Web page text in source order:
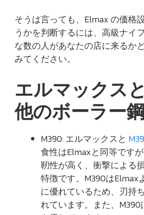
そうは言っても、Elmax の価格
うかを判断するには、高級ナイ
な数の人があなたの店に来るか
みてください。
エルマックス
他のボーラー
M390: エルマックスと
食性はElmaxと同等です
靭性が高く、衝撃による
特徴です。M390はElmax
に優れているため、刃持
れています。また、